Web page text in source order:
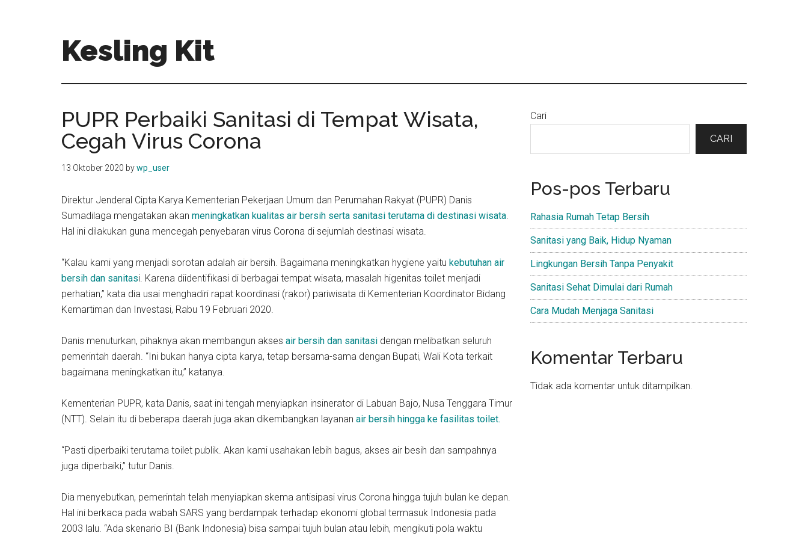
Kesling Kit
PUPR Perbaiki Sanitasi di Tempat Wisata,
Cegah Virus Corona
13 Oktober 2020 bywp_user
Direktur Jenderal Cipta Karya Kementerian Pekerjaan Umum dan Perumahan Rakyat (PUPR) Danis
Sumadilaga mengatakan akan meningkatkan kualitas air bersih serta sanitasi terutama di destinasi wisata.
Hal ini dilakukan guna mencegah penyebaran virus Corona di sejumlah destinasi wisata.
“Kalau kami yang menjadi sorotan adalah air bersih. Bagaimana meningkatkan hygiene yaitu kebutuhan air
bersih dan sanitasi. Karena diidentifikasi di berbagai tempat wisata, masalah higenitas toilet menjadi
perhatian,” kata dia usai menghadiri rapat koordinasi (rakor) pariwisata di Kementerian Koordinator Bidang
Kemartiman dan Investasi, Rabu 19 Februari 2020.
Danis menuturkan, pihaknya akan membangun akses air bersih dan sanitasi dengan melibatkan seluruh
pemerintah daerah. “Ini bukan hanya cipta karya, tetap bersama-sama dengan Bupati, Wali Kota terkait
bagaimana meningkatkan itu,” katanya.
Kementerian PUPR, kata Danis, saat ini tengah menyiapkan insinerator di Labuan Bajo, Nusa Tenggara Timur
(NTT). Selain itu di beberapa daerah juga akan dikembangkan layanan air bersih hingga ke fasilitas toilet.
“Pasti diperbaiki terutama toilet publik. Akan kami usahakan lebih bagus, akses air besih dan sampahnya
juga diperbaiki,” tutur Danis.
Dia menyebutkan, pemerintah telah menyiapkan skema antisipasi virus Corona hingga tujuh bulan ke depan.
Hal ini berkaca pada wabah SARS yang berdampak terhadap ekonomi global termasuk Indonesia pada
2003 lalu. “Ada skenario BI (Bank Indonesia) bisa sampai tujuh bulan atau lebih, mengikuti pola waktu
Primary
Cari
CARI
Pos-pos Terbaru
Rahasia Rumah Tetap Bersih
Sanitasi yang Baik, Hidup Nyaman
Lingkungan Bersih Tanpa Penyakit
Sanitasi Sehat Dimulai dari Rumah
Cara Mudah Menjaga Sanitasi
Komentar Terbaru
Tidak ada komentar untuk ditampilkan.